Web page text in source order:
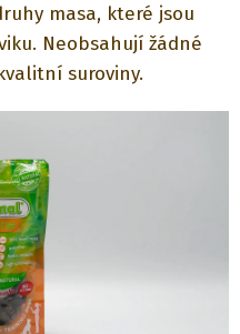
masa, které jsou
Neobsahují žádné
suroviny.